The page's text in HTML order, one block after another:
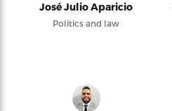
José Julio Aparicio
Politics and law